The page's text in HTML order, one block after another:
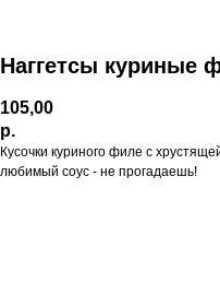
Наггетсы куриные
105,00
р.
Кусочки куриного филе с
любимый соус - не прогадаешь!